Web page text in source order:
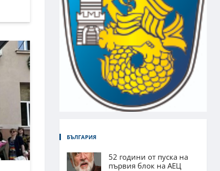
БЪЛГАРИЯ
52 години от пуска на
първия блок на АЕЦ